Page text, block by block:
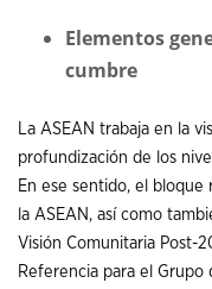
Elementos
cumbre
La ASEAN trabaja en la
profundización de los
En ese sentido, el
la ASEAN, así como
Visión Comunitaria Post-
Referencia para el